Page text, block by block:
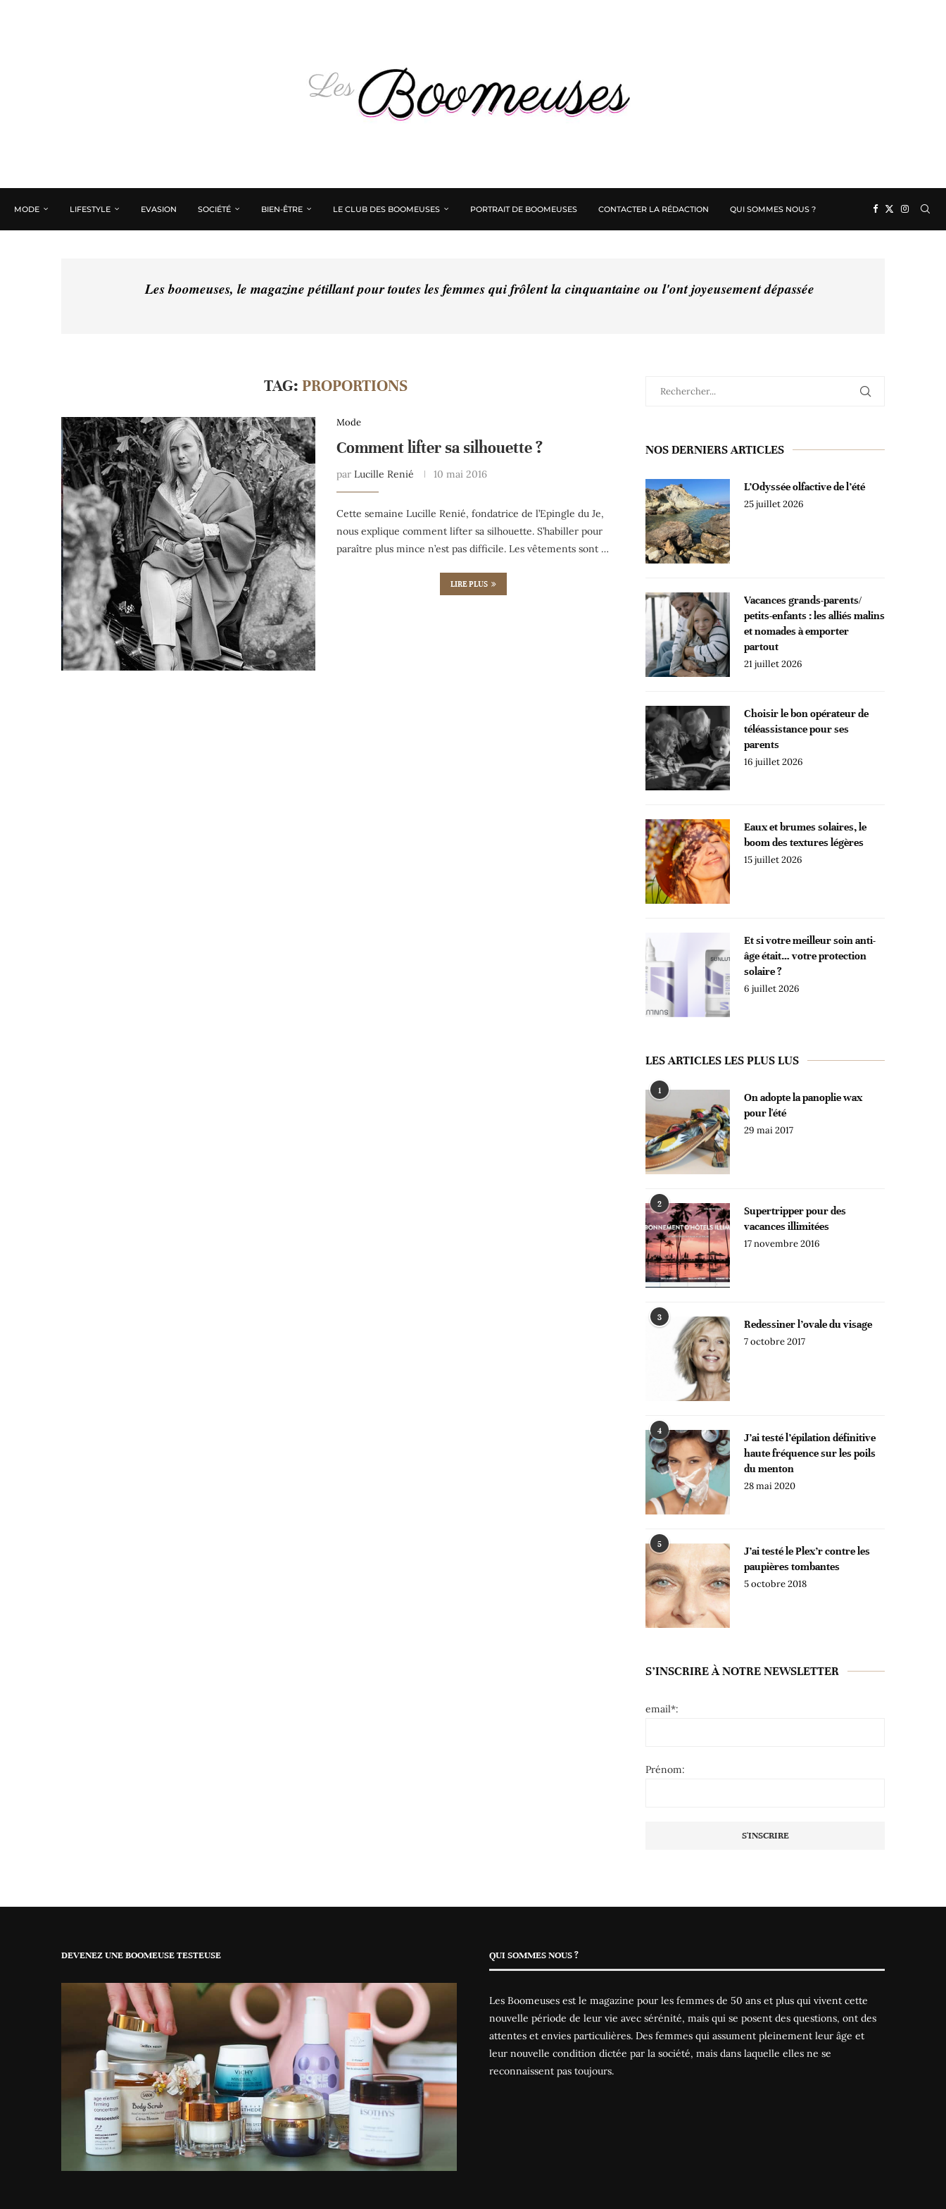
MODE LIFESTYLE EVASION SOCIÉTÉ BIEN-ÊTRE LE CLUB DES BOOMEUSES PORTRAIT DE BOOMEUSES CONTACTER LA RÉDACTION QUI SOMMES NOUS ?
Les boomeuses, le magazine pétillant pour toutes les femmes qui frôlent la cinquantaine ou l'ont joyeusement dépassée
TAG: PROPORTIONS
Mode
Comment lifter sa silhouette ?
par Lucille Renié 10 mai 2016
Cette semaine Lucille Renié, fondatrice de l’Epingle du Je,
nous explique comment lifter sa silhouette. S’habiller pour
paraître plus mince n’est pas difficile. Les vêtements sont …
LIRE PLUS
NOS DERNIERS ARTICLES
L’Odyssée olfactive de l’été
25 juillet 2026
Vacances grands-parents/
petits-enfants : les alliés malins
et nomades à emporter
partout
21 juillet 2026
Choisir le bon opérateur de
téléassistance pour ses
parents
16 juillet 2026
Eaux et brumes solaires, le
boom des textures légères
15 juillet 2026
Et si votre meilleur soin anti-
âge était… votre protection
solaire ?
6 juillet 2026
LES ARTICLES LES PLUS LUS
1
On adopte la panoplie wax
pour l'été
29 mai 2017
2
Supertripper pour des
vacances illimitées
17 novembre 2016
3
Redessiner l’ovale du visage
7 octobre 2017
4
J’ai testé l’épilation définitive
haute fréquence sur les poils
du menton
28 mai 2020
5
J’ai testé le Plex’r contre les
paupières tombantes
5 octobre 2018
S’INSCRIRE À NOTRE NEWSLETTER
email*:
Prénom:
DEVENEZ UNE BOOMEUSE TESTEUSE QUI SOMMES NOUS ?
Les Boomeuses est le magazine pour les femmes de 50 ans et plus qui vivent cette
nouvelle période de leur vie avec sérénité, mais qui se posent des questions, ont des
attentes et envies particulières. Des femmes qui assument pleinement leur âge et
leur nouvelle condition dictée par la société, mais dans laquelle elles ne se
reconnaissent pas toujours.